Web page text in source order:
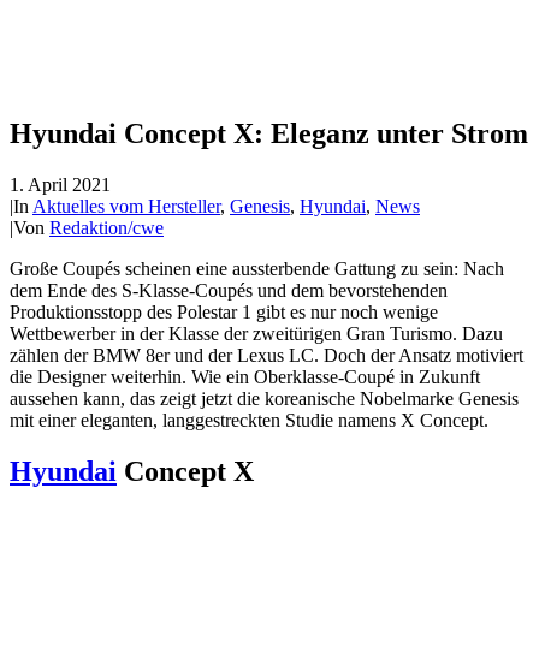
Hyundai Concept X: Eleganz unter Strom
1. April 2021
|In Aktuelles vom Hersteller, Genesis, Hyundai, News
|Von Redaktion/cwe
Große Coupés scheinen eine aussterbende Gattung zu sein: Nach
dem Ende des S-Klasse-Coupés und dem bevorstehenden
Produktionsstopp des Polestar 1 gibt es nur noch wenige
Wettbewerber in der Klasse der zweitürigen Gran Turismo. Dazu
zählen der BMW 8er und der Lexus LC. Doch der Ansatz motiviert
die Designer weiterhin. Wie ein Oberklasse-Coupé in Zukunft
aussehen kann, das zeigt jetzt die koreanische Nobelmarke Genesis
mit einer eleganten, langgestreckten Studie namens X Concept.
Hyundai Concept X